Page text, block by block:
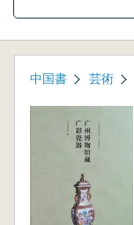
中国書 芸術